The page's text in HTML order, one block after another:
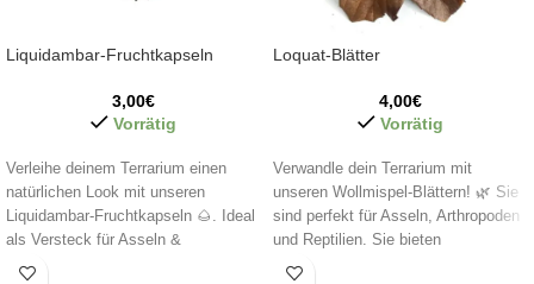
Liquidambar-Fruchtkapseln
3,00€
Vorrätig
Verleihe deinem Terrarium einen
natürlichen Look mit unseren
Liquidambar-Fruchtkapseln 🌰. Ideal
als Versteck für Asseln &
Wirbellose, unterstützen sie die
Loquat-Blätter
4,00€
Vorrätig
Verwandle dein Terrarium mit
unseren Wollmispel-Blättern! 🌿 Sie
sind perfekt für Asseln, Arthropoden
und Reptilien. Sie bieten
Unterschlupf, natürliche Nahrung und